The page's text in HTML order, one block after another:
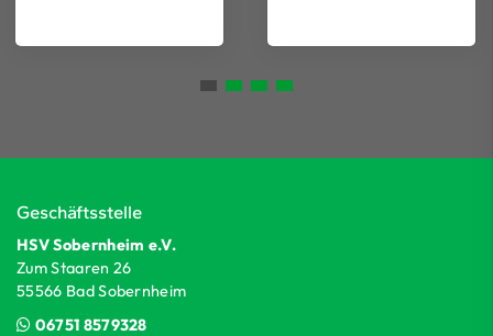
Geschäftsstelle
HSV Sobernheim e.V.
Zum Staaren 26
55566 Bad Sobernheim
06751 8579328